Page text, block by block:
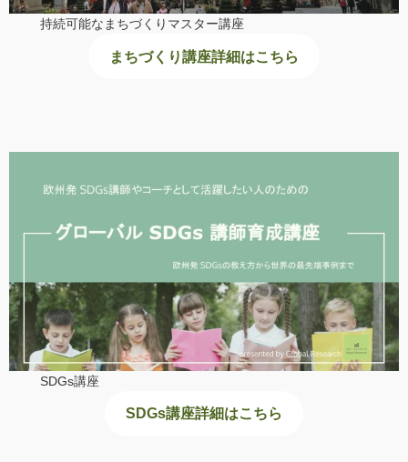
持続可能なまちづくりマスター講座
まちづくり講座詳細はこちら
SDGs講座
SDGs講座詳細はこちら